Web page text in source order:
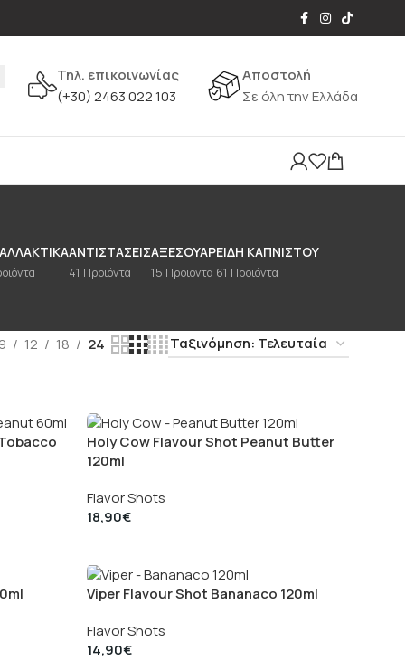
Τηλ. επικοινωνίας
(+30) 2463 022 103
Αποστολή
Σε όλη την Ελλάδα
ΑΝΤΙΣΤΆΣΕΙΣ
41 Προϊόντα
ΑΞΕΣΟΥΆΡ
15 Προϊόντα
ΕΊΔΗ ΚΑΠΝΙΣΤΟΎ
61 Προϊόντα
12 18 24
Holy Cow Flavour Shot Peanut Butter
120ml
Flavor Shots
18,90€
Viper Flavour Shot Bananaco 120ml
Flavor Shots
14,90€